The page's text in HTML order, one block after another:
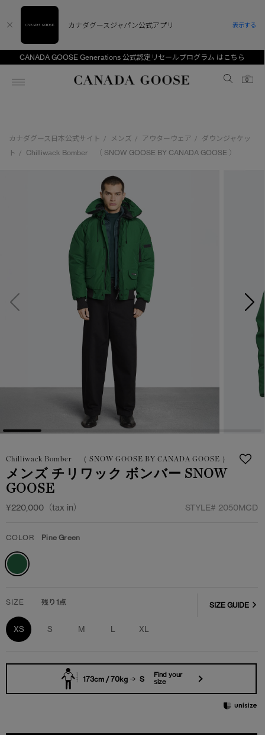
CANADA GOOSE Generations 公式認定リセールプログラム はこちら
Canada Goose
0
スノーグース
アンバサダー
スプリングコレクション
ウィメンズ TOP
ベストセラー
サマー 26 コレクション
サマー 26 コレクションLOOK
日本限定モデル
スノーグース
メイドインジャパンTシャツ
アウターウェア
アクセサリー
フットウェア
コレクション
メンズ TOP
ベストセラー
サマー 26 コレクション
サマー 26 コレクションLOOK
日本限定モデル
スノーグース
メイドインジャパンTシャツ
アウターウェア
アクセサリー
フットウェア
コレクション
キッズ TOP
ベビー（0‐24ヵ月)
キッズ（2‐7歳)
ユース（6＋歳)
コレクション
CANADA GOOSE Generationsは、アウター
ウェアの下取り・再販を通じて、長く愛される製
品の価値を受け継いでいきます。
アーカイブの希少なピースもご覧いただけます。
詳しく見る
カナダグース日本公式サイト / メンズ / アウターウェア /
ダウンジャケッ
ト
/ Chilliwack Bomber （ SNOW GOOSE BY CANADA GOOSE ）
Chilliwack Bomber （ SNOW GOOSE BY CANADA GOOSE ）
メンズ チリワック ボンバー SNOW
GOOSE
¥220,000（tax in） STYLE# 2050MCD
COLOR Pine Green
SIZE 残り1点
XS S M L XL
SIZE GUIDE
173cm / 70kg S
Find your
size
カナダグースジャパン公式アプリ 表示する